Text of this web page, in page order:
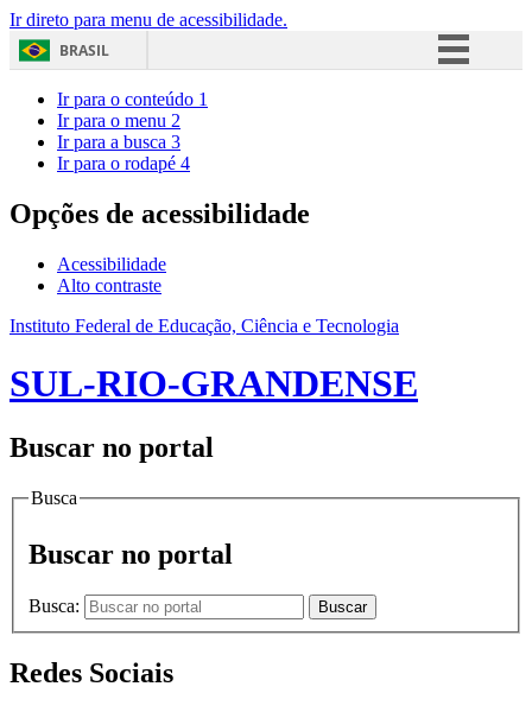
Ir direto para menu de acessibilidade.
BRASIL
Acesso à informação
Ir para o conteúdo 1
Ir para o menu 2
Ir para a busca 3
Ir para o rodapé 4
Opções de acessibilidade
Acessibilidade
Alto contraste
Instituto Federal de Educação, Ciência e Tecnologia
SUL-RIO-GRANDENSE
Buscar no portal
Busca
Buscar no portal
Busca: Buscar
Redes Sociais